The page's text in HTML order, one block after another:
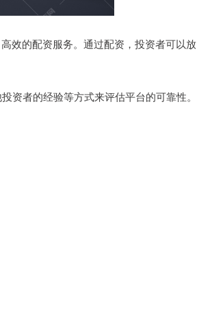
效的配资服务。通过配资，投资者可以放
资者的经验等方式来评估平台的可靠性。